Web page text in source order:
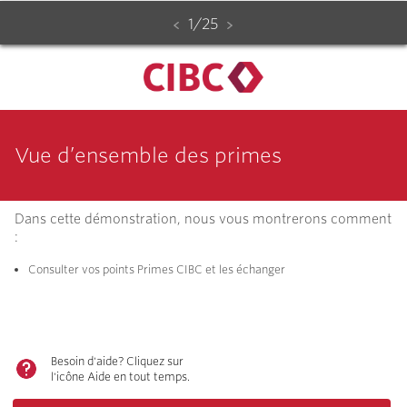
d’ensemble
interactive
étape
étape
Diapositive
1sur
/25
Vue d’ensemble des primes
Dans cette démonstration, nous vous montrerons comment
:
Consulter vos points Primes CIBC et les échanger
Besoin d'aide? Cliquez sur
l'icône Aide en tout temps.